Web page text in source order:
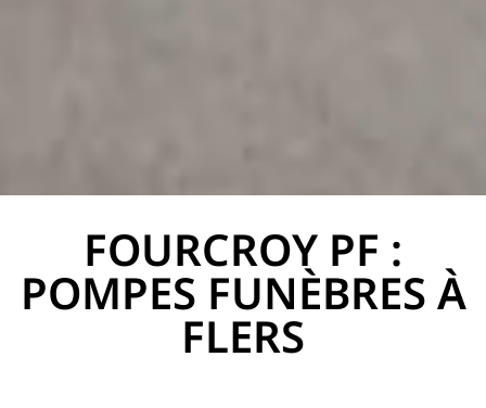
PF Fourcroy
FOURCROY PF :
POMPES FUNÈBRES À
FLERS